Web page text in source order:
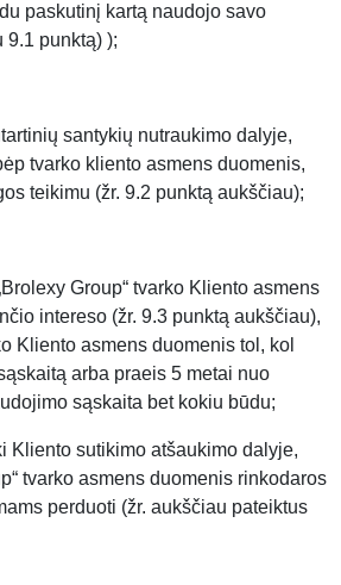
paskutinį kartą naudojo savo
9.1 punktą) );
santykių nutraukimo dalyje,
tvarko kliento asmens duomenis,
teikimu (žr. 9.2 punktą aukščiau);
Group“ tvarko Kliento asmens
intereso (žr. 9.3 punktą aukščiau),
Kliento asmens duomenis tol, kol
arba praeis 5 metai nuo
sąskaita bet kokiu būdu;
Kliento sutikimo atšaukimo dalyje,
tvarko asmens duomenis rinkodaros
perduoti (žr. aukščiau pateiktus